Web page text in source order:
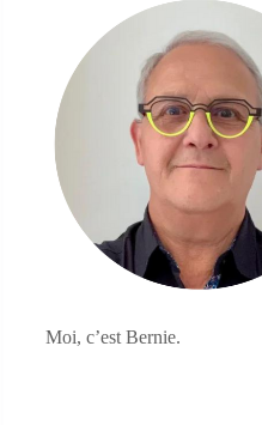
Moi, c’est Bernie.